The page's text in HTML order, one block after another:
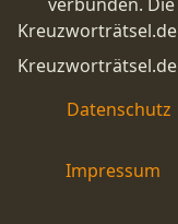
Datenschutz
Impressum